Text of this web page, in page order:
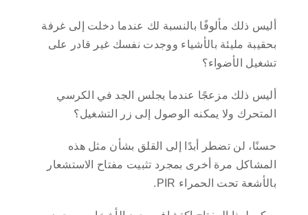
أليس ذلك مألوفًا بالنسبة لك عندما دخلت إلى غرفة
بحقيبة مليئة بالأشياء ووجدت نفسك غير قادر على
تشغيل الأضواء؟
أليس ذلك مزعجًا عندما يجلس الجد في الكرسي
المتحرك ولا يمكنه الوصول إلى زر التشغيل؟
حسنًا، لن تضطر أبدًا إلى القلق بشأن مثل هذه
المشاكل مرة أخرى بمجرد تثبيت مفتاح الاستشعار
بالأشعة تحت الحمراء PIR.